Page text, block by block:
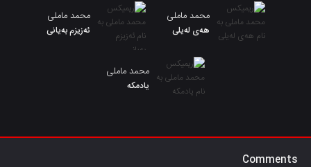
محمد ماملی
هەی لەیلی
محمد ماملی
ئەزیزم بەیانی
محمد ماملی
یادمکه
Comments